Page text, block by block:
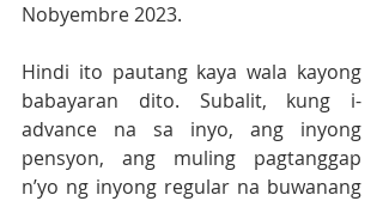
Nobyembre 2023.
Hindi ito pautang kaya wala kayong
babayaran dito. Subalit, kung i-
advance na sa inyo, ang inyong
pensyon, ang muling pagtanggap
n’yo ng inyong regular na buwanang